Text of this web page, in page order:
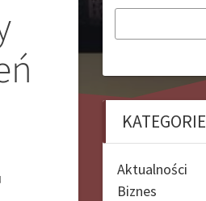
KATEGORIE
Aktualności
Biznes